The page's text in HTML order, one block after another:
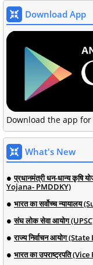
Download App
Download the app
What's New
प्रधानमंत्री धन-धान्य
Yojana- PMDDKY)
भारत का सर्वोच्च
संघ लोक सेवा आयोग
राज्य निर्वाचन आयोग
भारत का उपराष्ट्रपति